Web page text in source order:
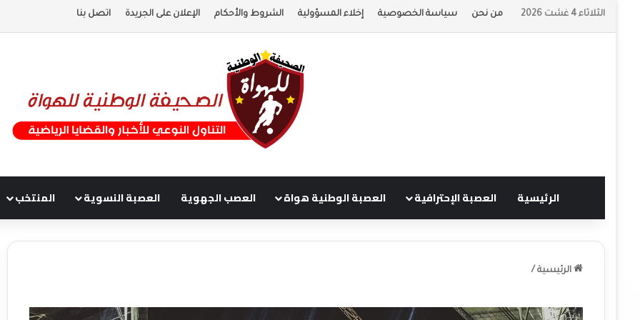
الثلاثاء 4 غشت 2026 من نحن سياسة الخصوصية إخلاء المسؤولية الشروط والأحكام الإعلان على الجريدة اتصل بنا
الرئيسية العصبة الإحترافية العصبة الوطنية هواة العصب الجهوية العصبة النسوية المنتخب
الرئيسية /